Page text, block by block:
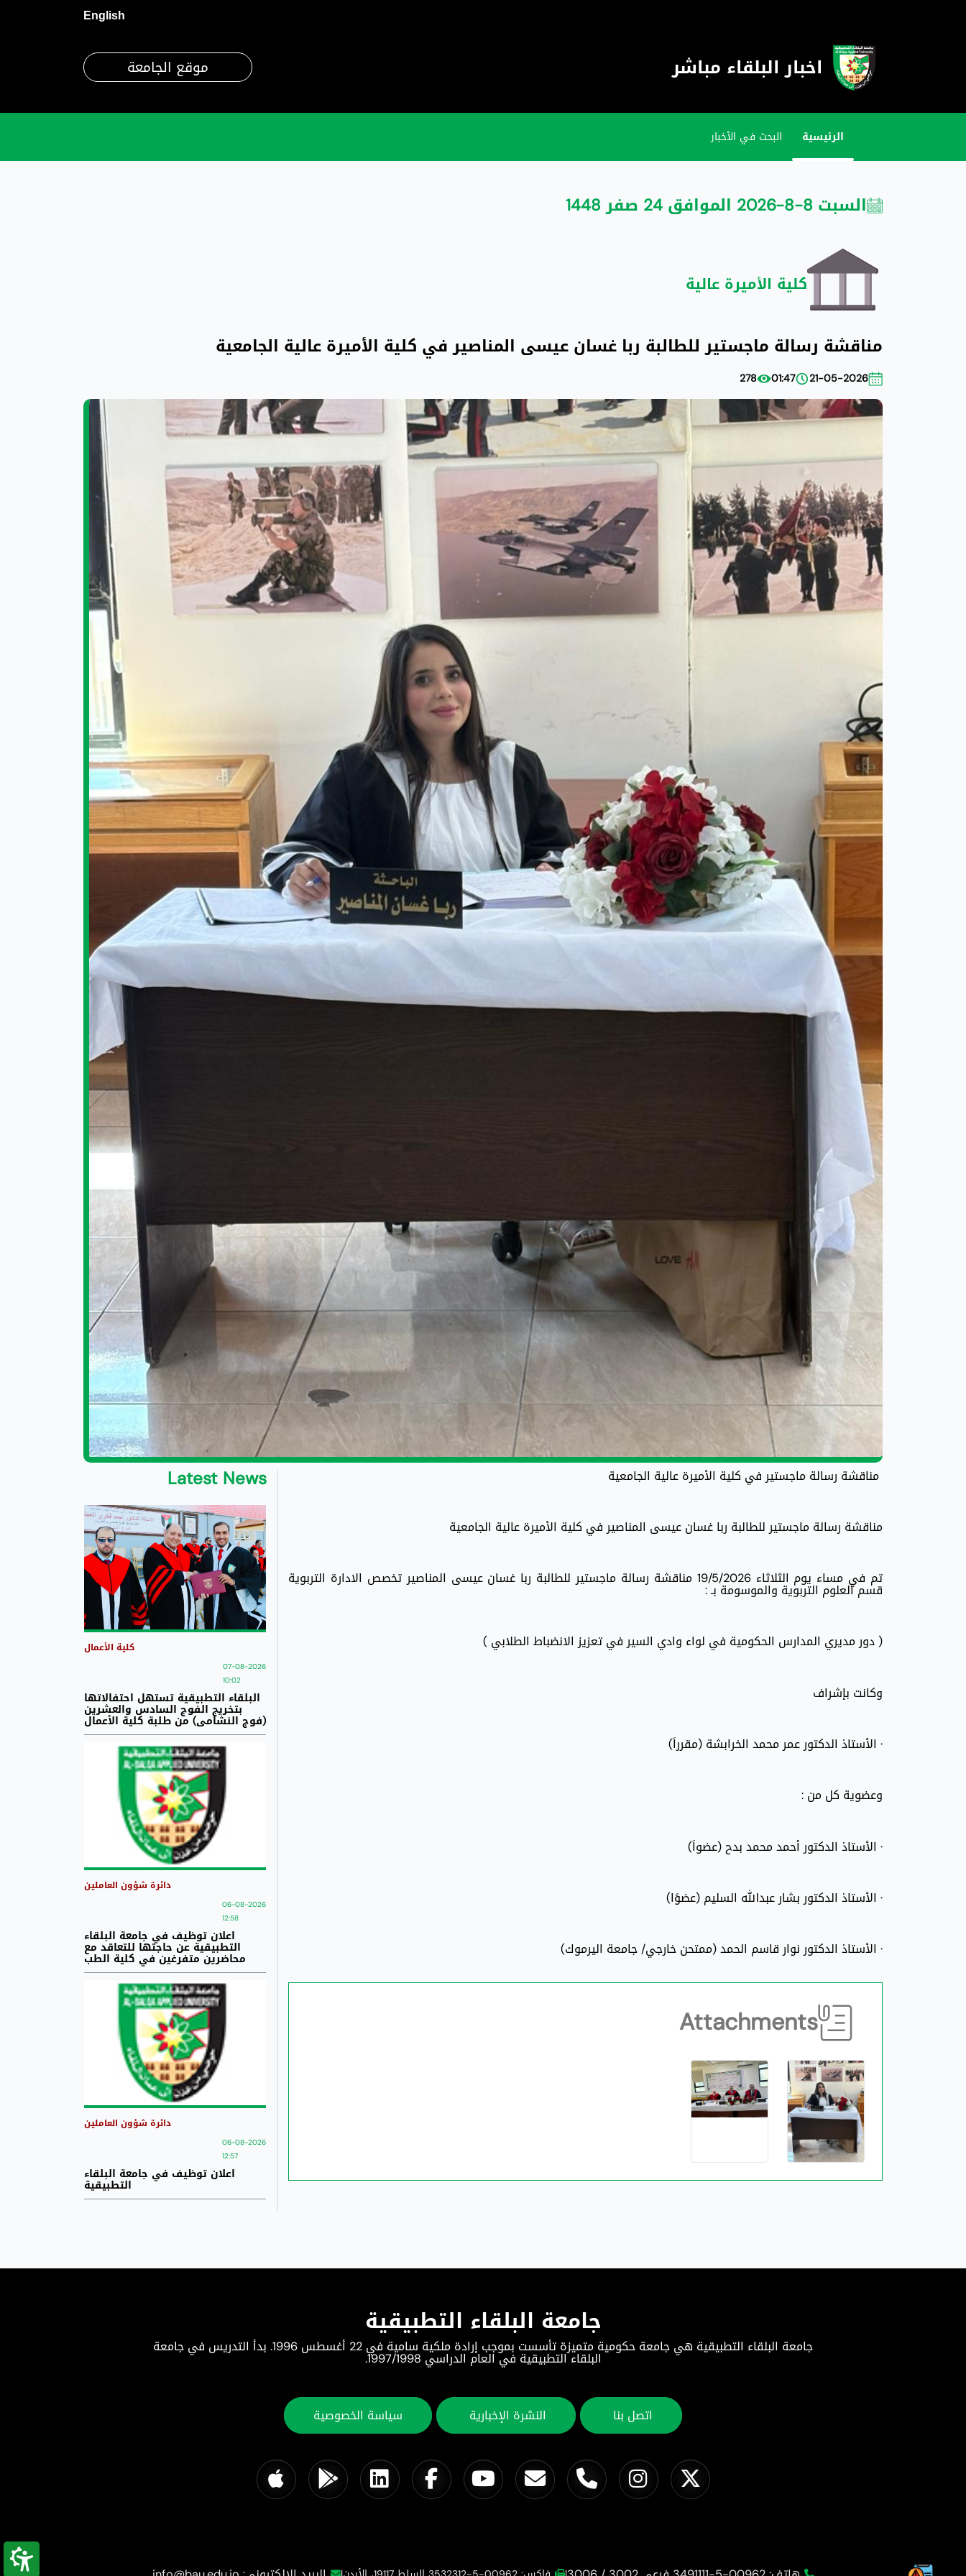
English
اخبار البلقاء مباشر موقع الجامعة
الرئيسية البحث في الأخبار
السبت 8-8-2026 الموافق 24 صفر 1448
كلية الأميرة عالية
مناقشة رسالة ماجستير للطالبة ربا غسان عيسى المناصير في كلية الأميرة عالية الجامعية
21-05-2026
01:47
278
مناقشة رسالة ماجستير في كلية الأميرة عالية الجامعية
مناقشة رسالة ماجستير للطالبة ربا غسان عيسى المناصير في كلية الأميرة عالية الجامعية
تم في مساء يوم الثلاثاء 19/5/2026 مناقشة رسالة ماجستير للطالبة ربا غسان عيسى المناصير تخصص الادارة التربوية
قسم العلوم التربوية والموسومة بـ :
( دور مديري المدارس الحكومية في لواء وادي السير في تعزيز الانضباط الطلابي )
وكانت بإشراف
· الأستاذ الدكتور عمر محمد الخرابشة (مقرراَ)
وعضوية كل من :
· الأستاذ الدكتور أحمد محمد بدح (عضواَ)
· الأستاذ الدكتور بشار عبدالله السليم (عضوًا)
· الأستاذ الدكتور نوار قاسم الحمد (ممتحن خارجي/ جامعة اليرموك)
Attachments
Latest News
كلية الأعمال
07-08-2026
10:02
البلقاء التطبيقية تستهل احتفالاتها
بتخريج الفوج السادس والعشرين
(فوج النشامى) من طلبة كلية الأعمال
دائرة شؤون العاملين
06-08-2026
12:58
اعلان توظيف في جامعة البلقاء
التطبيقية عن حاجتها للتعاقد مع
محاضرين متفرغين في كلية الطب
دائرة شؤون العاملين
06-08-2026
12:57
اعلان توظيف في جامعة البلقاء
التطبيقية
جامعة البلقاء التطبيقية
جامعة البلقاء التطبيقية هي جامعة حكومية متميزة تأسست بموجب إرادة ملكية سامية في 22 أغسطس 1996. بدأ التدريس في جامعة
البلقاء التطبيقية في العام الدراسي 1997/1998.
اتصل بنا النشرة الإخبارية سياسة الخصوصية